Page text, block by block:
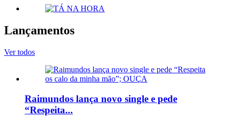
Lançamentos
Ver todos
Raimundos lança novo single e pede
“Respeita...